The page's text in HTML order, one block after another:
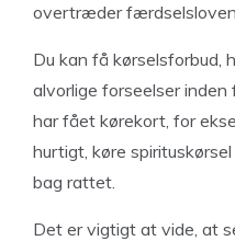
overtræder
Du kan få kørselsforbud,
alvorlige forseelser
har fået kørekort, for
hurtigt, køre
bag rattet.
Det er vigtigt at vide, at